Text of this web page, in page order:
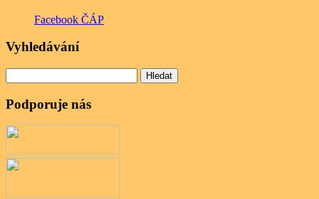
Facebook ČÁP
Vyhledávání
Podporuje nás